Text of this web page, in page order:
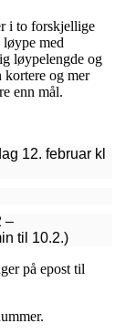
i to forskjellige
løype med
løypelengde og
kortere og mer
enn mål.
12. februar kl
–
til 10.2.)
på epost til